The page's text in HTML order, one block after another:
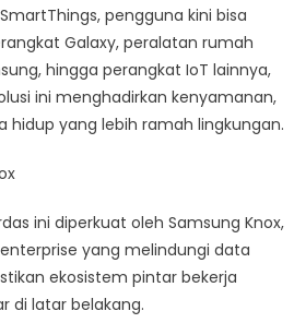
pengguna kini bisa
Galaxy, peralatan rumah
hingga perangkat IoT lainnya,
ini menghadirkan kenyamanan,
hidup yang lebih ramah lingkungan.
ini diperkuat oleh Samsung Knox,
yang melindungi data
ekosistem pintar bekerja
di latar belakang.